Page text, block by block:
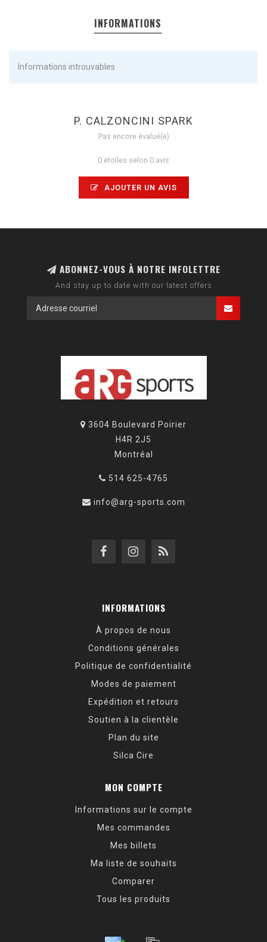
INFORMATIONS
Informations introuvables
P. CALZONCINI SPARK
Pas encore évalué(e)
0 étoiles selon 0 avis
AJOUTER UN AVIS
ABONNEZ-VOUS À NOTRE INFOLETTRE
And stay up to date with our latest offers
3604 Boulevard Poirier
H4R 2J5
Montréal
514 625-4765
info@arg-sports.com
INFORMATIONS
À propos de nous
Conditions générales
Politique de confidentialité
Modes de paiement
Expédition et retours
Soutien à la clientèle
Plan du site
Silca Cire
MON COMPTE
Informations sur le compte
Mes commandes
Mes billets
Ma liste de souhaits
Comparer
Tous les produits